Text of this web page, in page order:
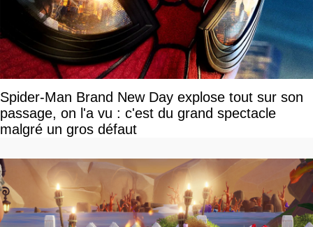
Spider-Man Brand New Day explose tout sur son
passage, on l'a vu : c'est du grand spectacle
malgré un gros défaut